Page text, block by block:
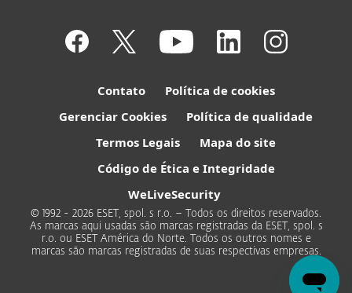
Contato
Política de cookies
Gerenciar Cookies
Política de qualidade
Termos Legais
Mapa do site
Código de Ética e Integridade
WeLiveSecurity
© 1992 - 2026 ESET, spol. s r.o. – Todos os direitos reservados.
As marcas aqui usadas são marcas registradas da ESET, spol. s
r.o. ou ESET América do Norte. Todos os outros nomes e
marcas são marcas registradas de suas respectivas empresas.